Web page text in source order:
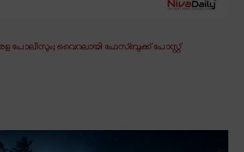
പോലീസും; വൈറലായി ഫേസ്ബുക്ക് പോസ്റ്റ്